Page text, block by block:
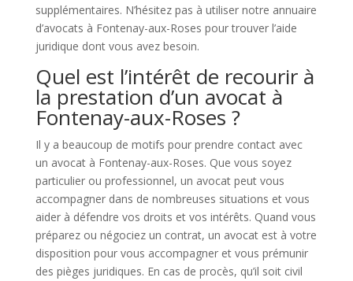
supplémentaires. N’hésitez pas à utiliser notre annuaire
d’avocats à Fontenay-aux-Roses pour trouver l’aide
juridique dont vous avez besoin.
Quel est l’intérêt de recourir à
la prestation d’un avocat à
Fontenay-aux-Roses ?
Il y a beaucoup de motifs pour prendre contact avec
un avocat à Fontenay-aux-Roses. Que vous soyez
particulier ou professionnel, un avocat peut vous
accompagner dans de nombreuses situations et vous
aider à défendre vos droits et vos intérêts. Quand vous
préparez ou négociez un contrat, un avocat est à votre
disposition pour vous accompagner et vous prémunir
des pièges juridiques. En cas de procès, qu’il soit civil